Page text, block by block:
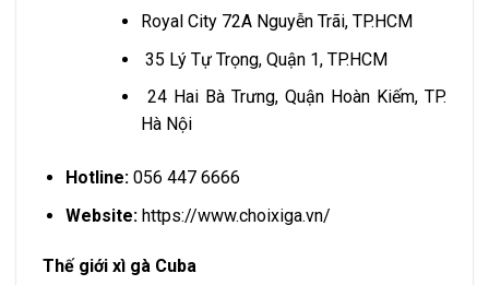
Royal City 72A Nguyễn Trãi, TP.HCM
35 Lý Tự Trọng, Quận 1, TP.HCM
24 Hai Bà Trưng, ​​Quận Hoàn Kiếm, TP.
Hà Nội
Hotline:056 447 6666
Website: https://www.choixiga.vn/
Thế giới xì gà Cuba